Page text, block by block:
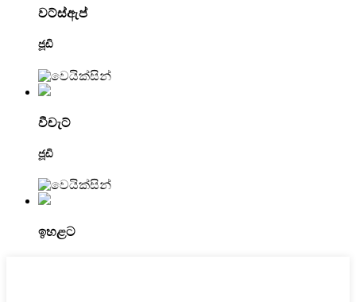
වට්ස්ඇප්
ජූඩි
වීචැට්
ජූඩි
ඉහළට